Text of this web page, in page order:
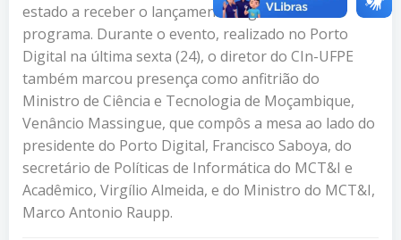
estado a receber o lançamento regional deste
programa. Durante o evento, realizado no Porto
Digital na última sexta (24), o diretor do CIn-UFPE
também marcou presença como anfitrião do
Ministro de Ciência e Tecnologia de Moçambique,
Venâncio Massingue, que compôs a mesa ao lado do
presidente do Porto Digital, Francisco Saboya, do
secretário de Políticas de Informática do MCT&I e
Acadêmico, Virgílio Almeida, e do Ministro do MCT&I,
Marco Antonio Raupp.